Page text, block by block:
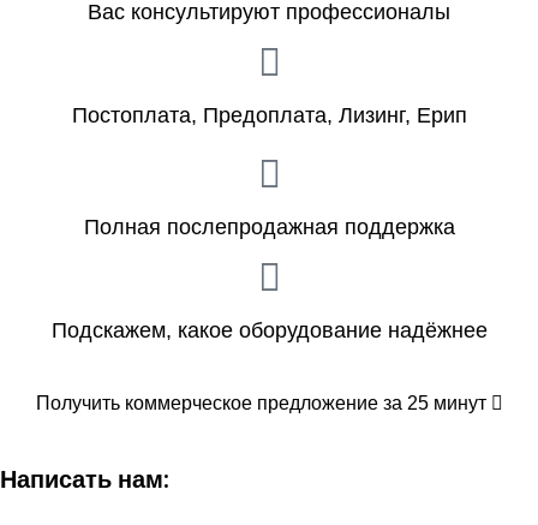
Вас консультируют профессионалы
Постоплата, Предоплата, Лизинг, Ерип
Полная послепродажная поддержка
Подскажем, какое оборудование надёжнее
Получить коммерческое предложение за 25 минут
Написать нам: